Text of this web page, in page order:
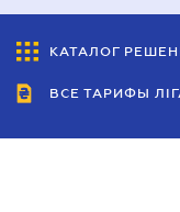
КАТАЛОГ
ВСЕ ТАРИФЫ